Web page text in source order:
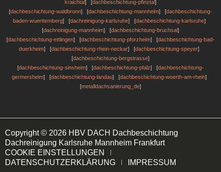
kraichtal] [dachbeschichtung-pfinztal]
[dachbeschichtung-waldbronn] [dachbeschichtung-mannheim] [dachbeschichtung-
baden-wuerttemberg] [dachreinigung-karlsruhe] [dachbeschichtung-karlsruhe]
[dachreinigung-mannheim] [dachbeschichtung-bruchsal]
[dachbeschichtung-ettlingen] [dachbeschichtung-pforzheim] [dachbeschichtung-bad-
duerkheim] [dachbeschichtung-rhein-neckar] [dachbeschichtung-speyer]
[dachbeschichtung-bergstrasse]
[dachbeschichtung-sinsheim] [dachbeschichtung-pfalz] [dachbeschichtung-
germersheim] [dachbeschichtung-landau] [dachbeschichtung-woerth-am-rhein]
[metalldachsanierung_de]
Copyright © 2026 HBV DACH Dachbeschichtung
Dachreinigung Karlsruhe Mannheim Frankfurt
COOKIE EINSTELLUNGEN
DATENSCHUTZERKLÄRUNG
IMPRESSUM